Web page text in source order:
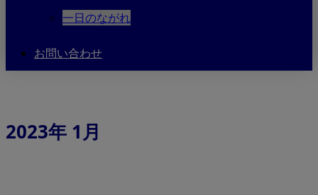
一日のながれ
お問い合わせ
2023年 1月